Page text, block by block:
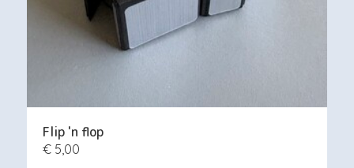
Flip 'n flop
€ 5,00